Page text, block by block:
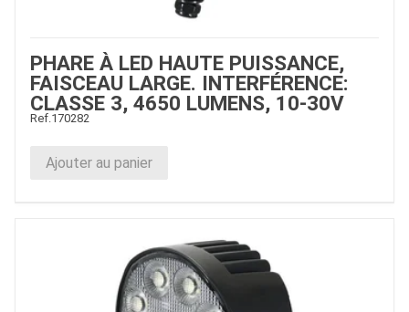
PHARE À LED HAUTE PUISSANCE,
FAISCEAU LARGE. INTERFÉRENCE:
CLASSE 3, 4650 LUMENS, 10-30V
Ref. 170282
Ajouter au panier